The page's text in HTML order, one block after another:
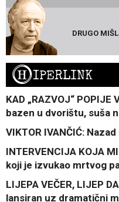
DRUGO
HIPERLINK
KAD „RAZVOJ“
bazen u dvorištu, suša
VIKTOR IVANČIĆ:
INTERVENCIJA KOJA
koji je izvukao mrtvog
LIJEPA VEČER, LIJEP
lansiran uz dramatični